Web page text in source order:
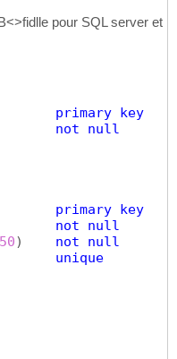
pour SQL server et
primary key
not
null
primary key
not
null
50) not
null
unique